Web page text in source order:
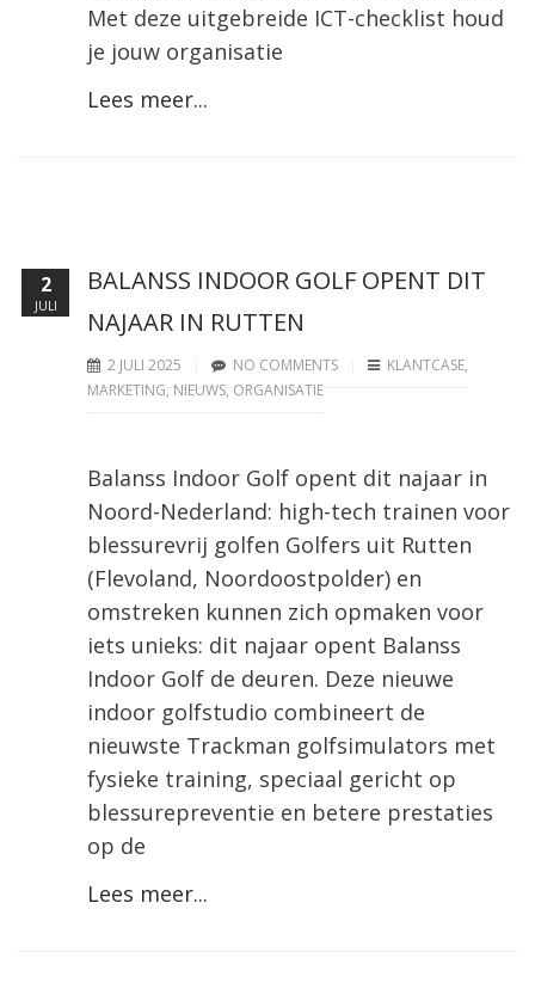
Met deze uitgebreide ICT-checklist houd
je jouw organisatie
Lees meer...
BALANSS INDOOR GOLF OPENT DIT
NAJAAR IN RUTTEN
2 JULI 2025 NO COMMENTS KLANTCASE,
MARKETING, NIEUWS, ORGANISATIE
Balanss Indoor Golf opent dit najaar in
Noord-Nederland: high-tech trainen voor
blessurevrij golfen Golfers uit Rutten
(Flevoland, Noordoostpolder) en
omstreken kunnen zich opmaken voor
iets unieks: dit najaar opent Balanss
Indoor Golf de deuren. Deze nieuwe
indoor golfstudio combineert de
nieuwste Trackman golfsimulators met
fysieke training, speciaal gericht op
blessurepreventie en betere prestaties
op de
Lees meer...
2
JULI